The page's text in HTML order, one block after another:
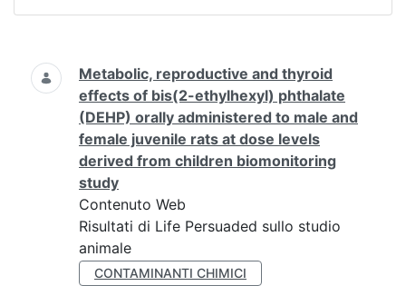
Ricerca
Metabolic, reproductive and thyroid
effects of bis(2-ethylhexyl) phthalate
(DEHP) orally administered to male and
female juvenile rats at dose levels
derived from children biomonitoring
study
Contenuto Web
Risultati di Life Persuaded sullo studio
animale
CONTAMINANTI CHIMICI